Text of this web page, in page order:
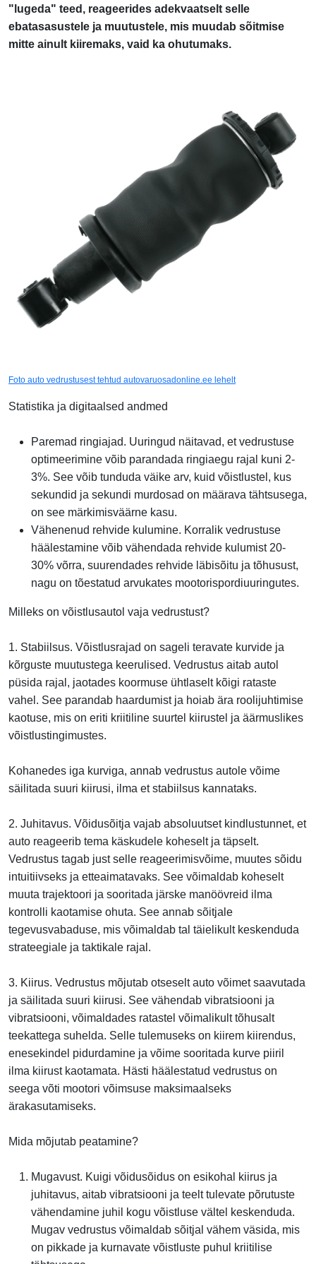
"lugeda" teed, reageerides adekvaatselt selle
ebatasasustele ja muutustele, mis muudab sõitmise
mitte ainult kiiremaks, vaid ka ohutumaks.
Foto auto vedrustusest tehtud autovaruosadonline.ee lehelt
Statistika ja digitaalsed andmed
Paremad ringiajad. Uuringud näitavad, et vedrustuse
optimeerimine võib parandada ringiaegu rajal kuni 2-
3%. See võib tunduda väike arv, kuid võistlustel, kus
sekundid ja sekundi murdosad on määrava tähtsusega,
on see märkimisväärne kasu.
Vähenenud rehvide kulumine. Korralik vedrustuse
häälestamine võib vähendada rehvide kulumist 20-
30% võrra, suurendades rehvide läbisõitu ja tõhusust,
nagu on tõestatud arvukates mootorispordiuuringutes.
Milleks on võistlusautol vaja vedrustust?
1. Stabiilsus. Võistlusrajad on sageli teravate kurvide ja
kõrguste muutustega keerulised. Vedrustus aitab autol
püsida rajal, jaotades koormuse ühtlaselt kõigi rataste
vahel. See parandab haardumist ja hoiab ära roolijuhtimise
kaotuse, mis on eriti kriitiline suurtel kiirustel ja äärmuslikes
võistlustingimustes.
Kohanedes iga kurviga, annab vedrustus autole võime
säilitada suuri kiirusi, ilma et stabiilsus kannataks.
2. Juhitavus. Võidusõitja vajab absoluutset kindlustunnet, et
auto reageerib tema käskudele koheselt ja täpselt.
Vedrustus tagab just selle reageerimisvõime, muutes sõidu
intuitiivseks ja etteaimatavaks. See võimaldab koheselt
muuta trajektoori ja sooritada järske manöövreid ilma
kontrolli kaotamise ohuta. See annab sõitjale
tegevusvabaduse, mis võimaldab tal täielikult keskenduda
strateegiale ja taktikale rajal.
3. Kiirus. Vedrustus mõjutab otseselt auto võimet saavutada
ja säilitada suuri kiirusi. See vähendab vibratsiooni ja
vibratsiooni, võimaldades ratastel võimalikult tõhusalt
teekattega suhelda. Selle tulemuseks on kiirem kiirendus,
enesekindel pidurdamine ja võime sooritada kurve piiril
ilma kiirust kaotamata. Hästi häälestatud vedrustus on
seega võti mootori võimsuse maksimaalseks
ärakasutamiseks.
Mida mõjutab peatamine?
Mugavust. Kuigi võidusõidus on esikohal kiirus ja
juhitavus, aitab vibratsiooni ja teelt tulevate põrutuste
vähendamine juhil kogu võistluse vältel keskenduda.
Mugav vedrustus võimaldab sõitjal vähem väsida, mis
on pikkade ja kurnavate võistluste puhul kriitilise